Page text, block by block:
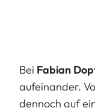
Bei Fabian
aufeinander.
dennoch auf